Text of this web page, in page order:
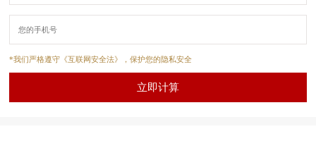
*我们严格遵守《互联网安全法》，保护您的隐私安全
立即计算